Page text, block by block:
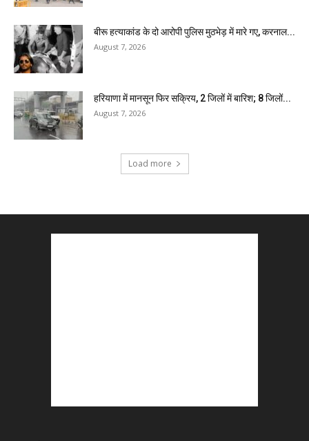
बीरू हत्याकांड के दो आरोपी पुलिस मुठभेड़ में मारे गए, करनाल...
August 7, 2026
हरियाणा में मानसून फिर सक्रिय, 2 जिलों में बारिश; 8 जिलों...
August 7, 2026
Load more